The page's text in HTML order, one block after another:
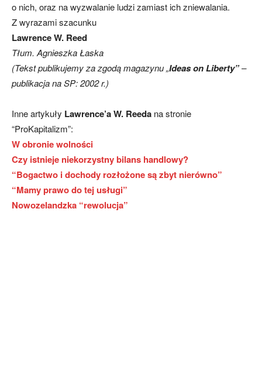
o nich, oraz na wyzwalanie ludzi zamiast ich zniewalania.
Z wyrazami szacunku
Lawrence W. Reed
Tłum. Agnieszka Łaska
(Tekst publikujemy za zgodą magazynu „Ideas on Liberty”–
publikacja na SP: 2002 r.)
Inne artykuły Lawrence’a W. Reeda na stronie
“ProKapitalizm”:
W obronie wolności
Czy istnieje niekorzystny bilans handlowy?
“Bogactwo i dochody rozłożone są zbyt nierówno”
“Mamy prawo do tej usługi”
Nowozelandzka “rewolucja”